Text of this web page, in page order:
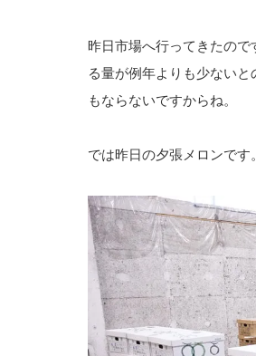
昨日市場へ行ってきたの
る量が例年よりも少ない
もならないですからね。
では昨日の夕張メロンです。